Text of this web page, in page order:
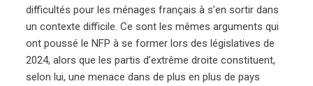
difficultés pour les ménages français à s’en sortir dans
un contexte difficile. Ce sont les mêmes arguments qui
ont poussé le NFP à se former lors des législatives de
2024, alors que les partis d’extrême droite constituent,
selon lui, une menace dans de plus en plus de pays